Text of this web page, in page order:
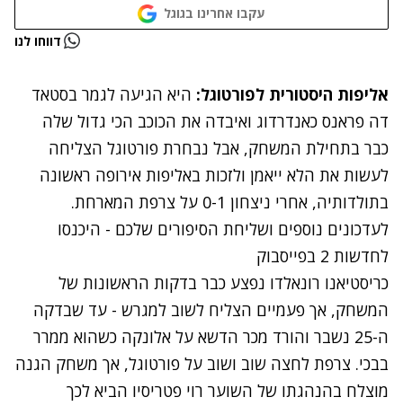
עקבו אחרינו בגוגל
נתקלנו בבעיה דווחו לנו
אליפות היסטורית לפורטוגל: היא הגיעה לגמר בסטאד
דה פראנס כאנדרדוג ואיבדה את הכוכב הכי גדול שלה
כבר בתחילת המשחק, אבל נבחרת פורטוגל הצליחה
לעשות את הלא ייאמן ולזכות באליפות אירופה ראשונה
בתולדותיה, אחרי ניצחון 0-1 על צרפת המארחת.
לעדכונים נוספים ושליחת הסיפורים שלכם - היכנסו
לחדשות 2 בפייסבוק
כריסטיאנו רונאלדו נפצע כבר בדקות הראשונות של
המשחק, אך פעמיים הצליח לשוב למגרש - עד שבדקה
ה-25 נשבר והורד מכר הדשא על אלונקה כשהוא ממרר
בבכי. צרפת לחצה שוב ושוב על פורטוגל, אך משחק הגנה
מוצלח בהנהגתו של השוער רוי פטריסיו הביא לכך